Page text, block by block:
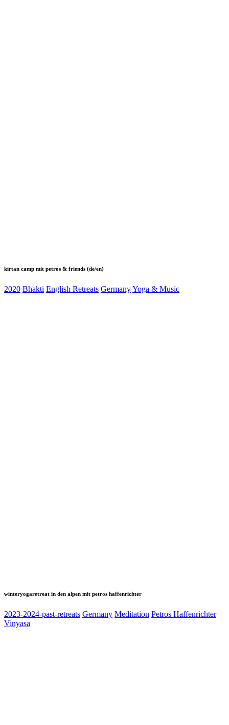
kirtan camp mit petros & friends (de/en)
2020 Bhakti English Retreats GermanyYoga & Music
winteryogaretreat in den alpen mit petros haffenrichter
2023-2024-past-retreats Germany Meditation Petros Haffenrichter
Vinyasa